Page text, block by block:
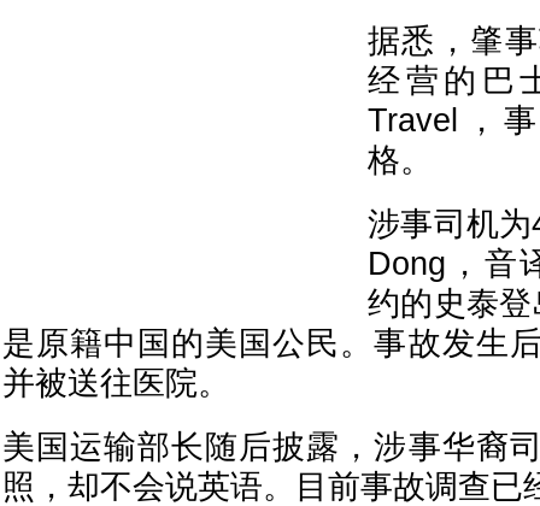
据悉，肇
经营的巴
Travel，
格。
涉事司机
Dong，音
约的史泰
是原籍中国的美国公民。事故发生
并被送往医院。
美国运输部长随后披露，涉事华裔
照，却不会说英语。目前事故调查已